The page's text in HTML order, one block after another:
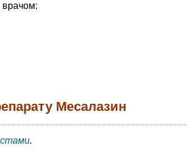
врачом:
Месалазин
.